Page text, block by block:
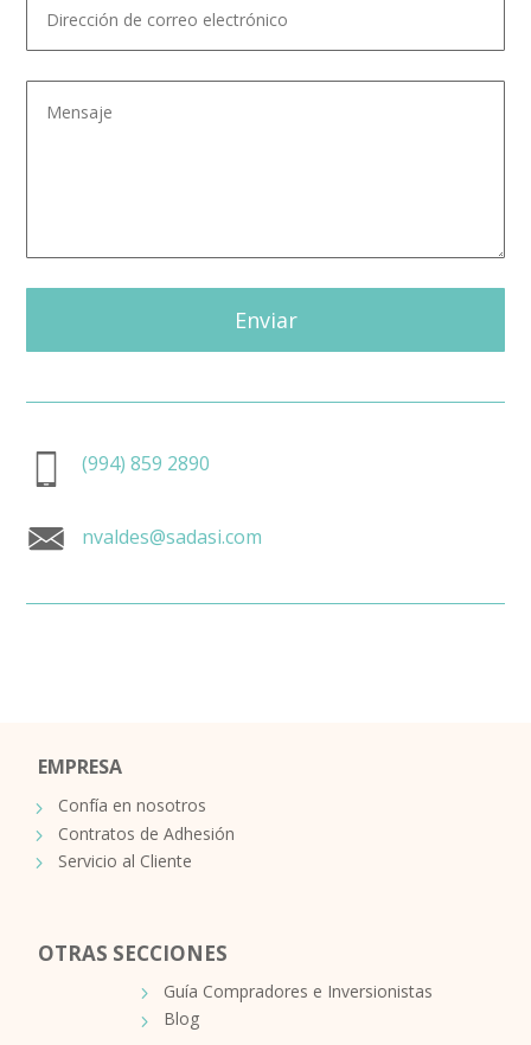
Enviar
(994) 859 2890
nvaldes@sadasi.com
EMPRESA
Confía en nosotros
Contratos de Adhesión
Servicio al Cliente
OTRAS SECCIONES
Guía Compradores e Inversionistas
Blog